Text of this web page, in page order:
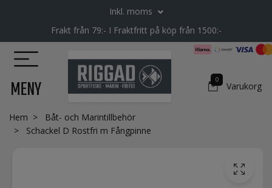
Inkl. moms
Frakt från 79:- I Fraktfritt på köp från 1500:-
MENY 0
Varukorg
Hem
Båt- och Marintillbehör
Schackel D Rostfri m Fångpinne